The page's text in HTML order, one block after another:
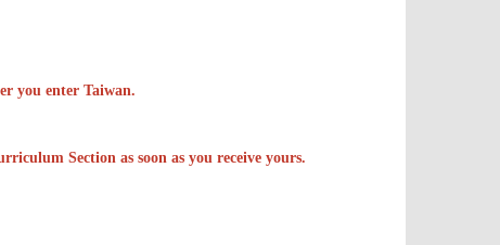
you enter Taiwan.
Section as soon as you receive yours.